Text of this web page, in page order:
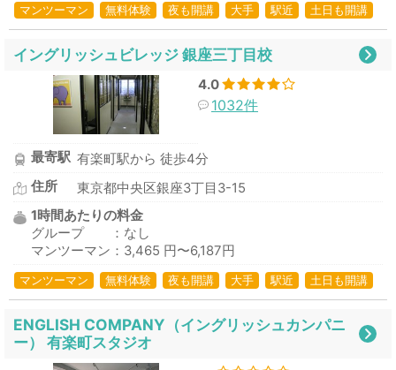
マンツーマン 無料体験 夜も開講 大手 駅近 土日も開講
イングリッシュビレッジ 銀座三丁目校
4.0
1032件
最寄駅 有楽町駅から 徒歩4分
住所
東京都中央区銀座3丁目3-15
1時間あたりの料金
グループ ：なし
マンツーマン：3,465 円〜6,187円
マンツーマン 無料体験 夜も開講 大手 駅近 土日も開講
ENGLISH COMPANY（イングリッシュカンパニ
ー） 有楽町スタジオ